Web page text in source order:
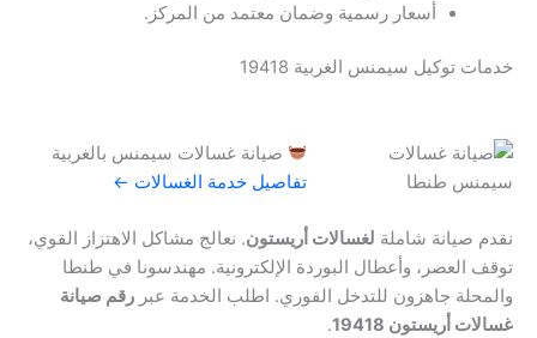
أسعار رسمية وضمان معتمد من المركز.
خدمات توكيل سيمنس الغربية 19418
صيانة غسالات سيمنس بالغربية
تفاصيل خدمة الغسالات ←
نقدم صيانة شاملة لغسالات أريستون. نعالج مشاكل الاهتزاز القوي،
توقف العصر، وأعطال البوردة الإلكترونية. مهندسونا في طنطا
والمحلة جاهزون للتدخل الفوري. اطلب الخدمة عبر رقم صيانة
غسالات أريستون 19418
.